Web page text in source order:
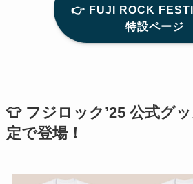
👉️ FUJI ROCK
特設ページ
👕 フジロック’25 公式グ
定で登場！